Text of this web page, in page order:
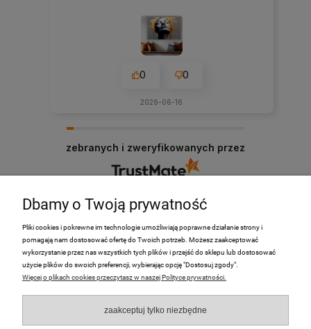
0 0
2026-06-16
zebranych i zweryfikowanych przez
PRODUKTY
Moje Konto
Płatności i dostawa
Dbamy o Twoją prywatność
Pliki cookies i pokrewne im technologie umożliwiają poprawne działanie strony i
pomagają nam dostosować ofertę do Twoich potrzeb. Możesz zaakceptować
wykorzystanie przez nas wszystkich tych plików i przejść do sklepu lub dostosować
użycie plików do swoich preferencji, wybierając opcję "Dostosuj zgody".
Więcej o plikach cookies przeczytasz w naszej Polityce prywatności.
zaakceptuj tylko niezbędne